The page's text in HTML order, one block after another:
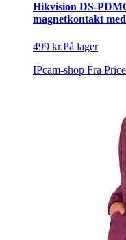
Hikvision DS-
magnetkontakt
499 kr.På lager
IPcam-shop Fra